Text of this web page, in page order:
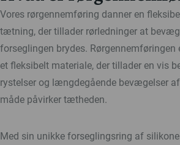
Vores rørgennemføring danner en
tætning, der tillader rørledninger at
forseglingen brydes.
et fleksibelt materiale, der tillader en vis
rystelser og længdegående bevægelser
måde påvirker tætheden.
Med sin unikke forseglingsring af